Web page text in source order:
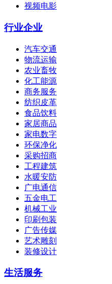
视频电影
行业企业
汽车交通
物流运输
农业畜牧
化工能源
商务服务
纺织皮革
食品饮料
家居商品
家电数字
环保净化
采购招商
工程建筑
水暖安防
广电通信
五金电工
机械工业
印刷包装
广告传媒
艺术雕刻
装修设计
生活服务